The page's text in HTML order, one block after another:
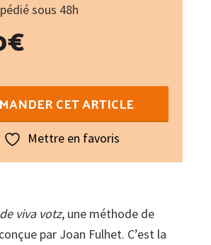
sous 48h
€
CET ARTICLE
Mettre en favoris
viva votz, une méthode de
par Joan Fulhet. C’est la